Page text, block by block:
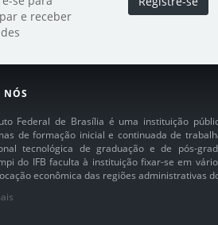
e receber
NÓS
Federal de Brasília é uma instituição
de formação inicial e continuada de
tecnológica de graduação e de pós-
do IFB faculta à instituição fixar-se em
econômica das regiões administrativas